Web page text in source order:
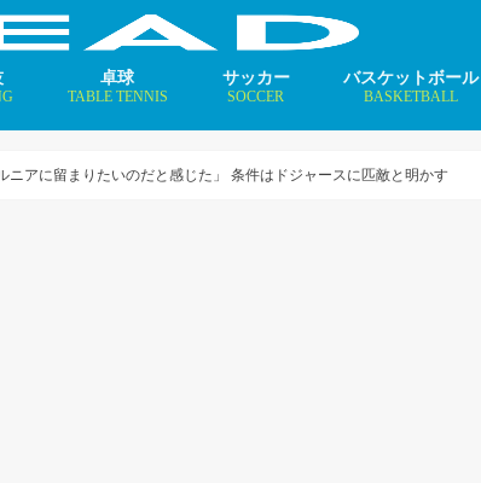
卓球
TABLE TENNIS
サッカー
SOCCER
バスケットボール
BASKETBALL
アに留まりたいのだと感じた」 条件はドジャースに匹敵と明かす